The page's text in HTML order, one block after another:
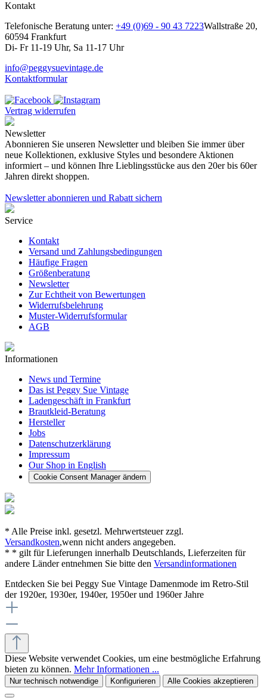
Kontakt
Telefonische Beratung unter: +49 (0)69 - 90 43 7223Wallstraße 20,
60594 Frankfurt
Di- Fr 11-19 Uhr, Sa 11-17 Uhr
info@peggysuevintage.de
Kontaktformular
Vertrag widerrufen
Newsletter
Abonnieren Sie unseren Newsletter und bleiben Sie immer über
neue Kollektionen, exklusive Styles und besondere Aktionen
informiert – und können Ihre Lieblingsstücke aus den 20er bis 60er
Jahren direkt shoppen.
Newsletter abonnieren und Rabatt sichern
Service
Kontakt
Versand und Zahlungsbedingungen
Häufige Fragen
Größenberatung
Newsletter
Zur Echtheit von Bewertungen
Widerrufsbelehrung
Muster-Widerrufsformular
AGB
Informationen
News und Termine
Das ist Peggy Sue Vintage
Ladengeschäft in Frankfurt
Brautkleid-Beratung
Hersteller
Jobs
Datenschutzerklärung
Impressum
Our Shop in English
Cookie Consent Manager ändern
* Alle Preise inkl. gesetzl. Mehrwertsteuer zzgl.
Versandkosten,wenn nicht anders angegeben.
* * gilt für Lieferungen innerhalb Deutschlands, Lieferzeiten für
andere Länder entnehmen Sie bitte den Versandinformationen
Entdecken Sie bei Peggy Sue Vintage Damenmode im Retro-Stil
der 1920er, 1930er, 1940er, 1950er und 1960er Jahre
Diese Website verwendet Cookies, um eine bestmögliche Erfahrung
bieten zu können. Mehr Informationen ...
Nur technisch notwendige Konfigurieren Alle Cookies akzeptieren